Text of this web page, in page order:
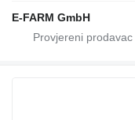
E-FARM GmbH